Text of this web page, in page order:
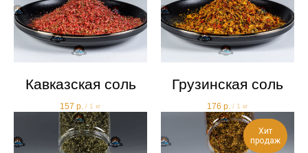
Кавказская соль
157 р. / 1 кг
Грузинская соль
176 р. / 1 кг
Хит
продаж